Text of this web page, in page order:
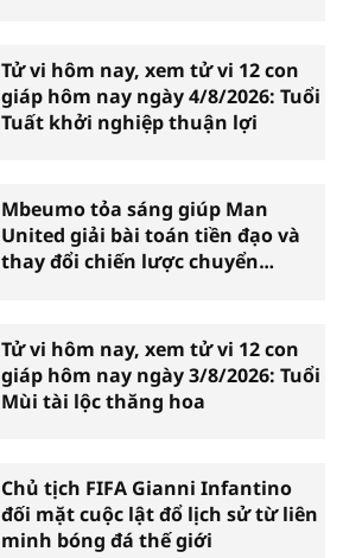
Tử vi hôm nay, xem tử vi 12 con
giáp hôm nay ngày 4/8/2026: Tuổi
Tuất khởi nghiệp thuận lợi
Mbeumo tỏa sáng giúp Man
United giải bài toán tiền đạo và
thay đổi chiến lược chuyển
Tử vi hôm nay, xem tử vi 12 con
giáp hôm nay ngày 3/8/2026: Tuổi
Mùi tài lộc thăng hoa
Chủ tịch FIFA Gianni Infantino
đối mặt cuộc lật đổ lịch sử từ liên
minh bóng đá thế giới